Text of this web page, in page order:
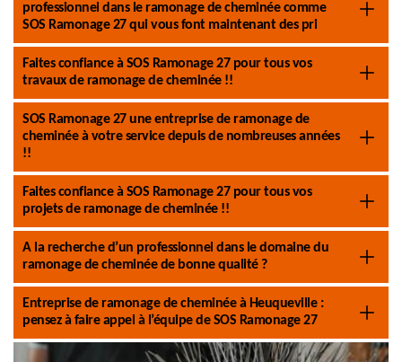
professionnel dans le ramonage de cheminée comme
SOS Ramonage 27 qui vous font maintenant des pri
Faites confiance à SOS Ramonage 27 pour tous vos
travaux de ramonage de cheminée !!
SOS Ramonage 27 une entreprise de ramonage de
cheminée à votre service depuis de nombreuses années
!!
Faites confiance à SOS Ramonage 27 pour tous vos
projets de ramonage de cheminée !!
A la recherche d’un professionnel dans le domaine du
ramonage de cheminée de bonne qualité ?
Entreprise de ramonage de cheminée à Heuqueville :
pensez à faire appel à l’équipe de SOS Ramonage 27